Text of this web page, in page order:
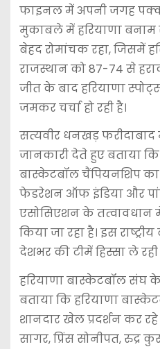
फाइनल में अपनी जगह
मुकाबले में हरियाणा
बेहद रोमांचक रहा, जिसमें
राजस्थान को 87-74 से
जीत के बाद हरियाणा
जमकर चर्चा हो रही है।
सत्यवीर धनखड़ फरीदाबाद
जानकारी देते हुए बताया
बास्केटबॉल चैंपियनशिप
फेडरेशन ऑफ इंडिया और
एसोसिएशन के तत्वावधान
किया जा रहा है। इस
देशभर की टीमें हिस्सा ले रही
हरियाणा बास्केटबॉल संघ
बताया कि हरियाणा
शानदार खेल प्रदर्शन कर
सागर, प्रिंस सोनीपत, रुद्र